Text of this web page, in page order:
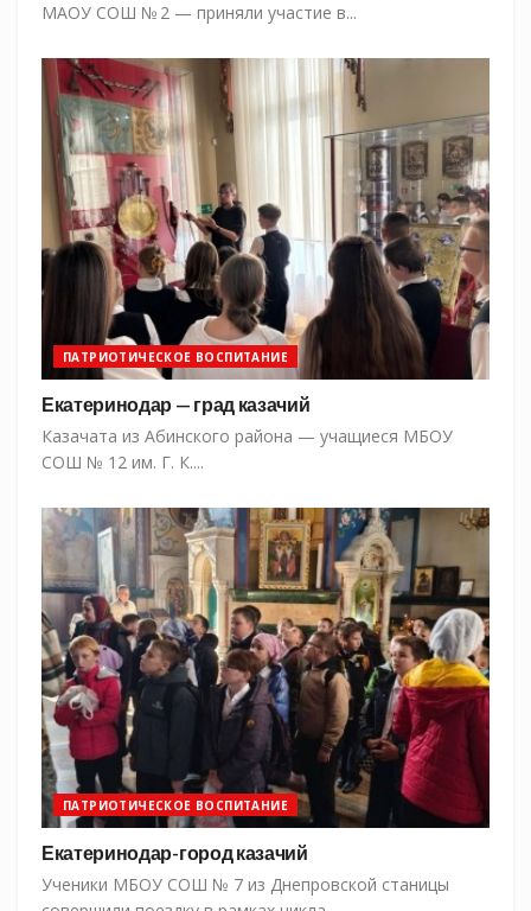
МАОУ СОШ № 2 — приняли участие в...
ПАТРИОТИЧЕСКОЕ ВОСПИТАНИЕ
Екатеринодар — град казачий
Казачата из Абинского района — учащиеся МБОУ
СОШ № 12 им. Г. К....
ПАТРИОТИЧЕСКОЕ ВОСПИТАНИЕ
Екатеринодар-город казачий
Ученики МБОУ СОШ № 7 из Днепровской станицы